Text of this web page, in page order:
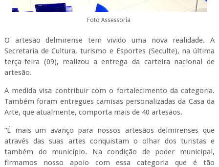
Foto Assessoria
O artesão delmirense tem vivido uma nova realidade. A
Secretaria de Cultura, turismo e Esportes (Seculte), na última
terça-feira (09), realizou a entrega da carteira nacional de
artesão.
A medida visa contribuir com o fortalecimento da categoria.
Também foram entregues camisas personalizadas da Casa da
Arte, que atualmente, comporta mais de 40 artesãos.
“É mais um avanço para nossos artesãos delmirenses que
através das suas artes conquistam o olhar dos turistas e
também do município. Na condição de poder municipal,
firmamos nosso apoio com essa categoria que é tão